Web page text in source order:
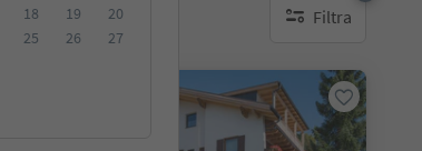
18 19
20
25 26
27
Filtra
1 filtro attivo